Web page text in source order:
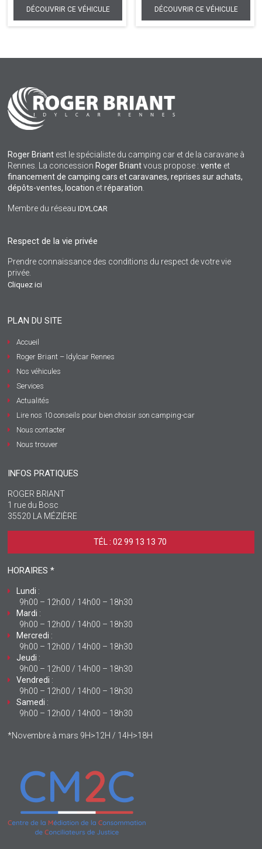
Roger Briant est le spécialiste du camping car et de la caravane à
Rennes. La concession Roger Briantvous propose : vente et
financement de camping cars et caravanes, reprises sur achats,
dépôts-ventes, location etréparation.
Membre du réseauIDYLCAR
Respect de la vie privée
Prendre connaissance des conditions du respect de votre vie
privée.
Cliquez ici
PLAN DU SITE
Accueil
Roger Briant – Idylcar Rennes
Nos véhicules
Services
Actualités
Lire nos 10 conseils pour bien choisir son camping-car
Nous contacter
Nous trouver
INFOS PRATIQUES
ROGER BRIANT
1 rue du Bosc
35520 LA MÉZIÈRE
TÉL : 02 99 13 13 70 ‎
HORAIRES *
Lundi :
9h00 – 12h00 / 14h00 – 18h30
Mardi :
9h00 – 12h00 / 14h00 – 18h30
Mercredi :
9h00 – 12h00 / 14h00 – 18h30
Jeudi :
9h00 – 12h00 / 14h00 – 18h30
Vendredi :
9h00 – 12h00 / 14h00 – 18h30
Samedi :
9h00 – 12h00 / 14h00 – 18h30
*Novembre à mars 9H>12H / 14H>18H